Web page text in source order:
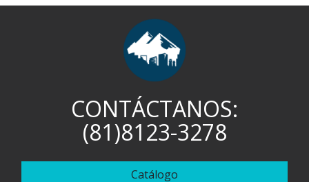
CONTÁCTANOS:
(81)8123-3278
Catálogo